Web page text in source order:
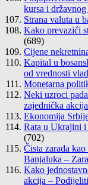
kursa i
Strana valuta u
Kako prevazići
(689)
Cijene
Kapital u
od vrednosti
Monetarna
Neki uzroci
zajednička akcija
Ekonomija
Rata u Ukrajini i
(702)
Čista zarada
Banjaluka –
Kako
akcija –